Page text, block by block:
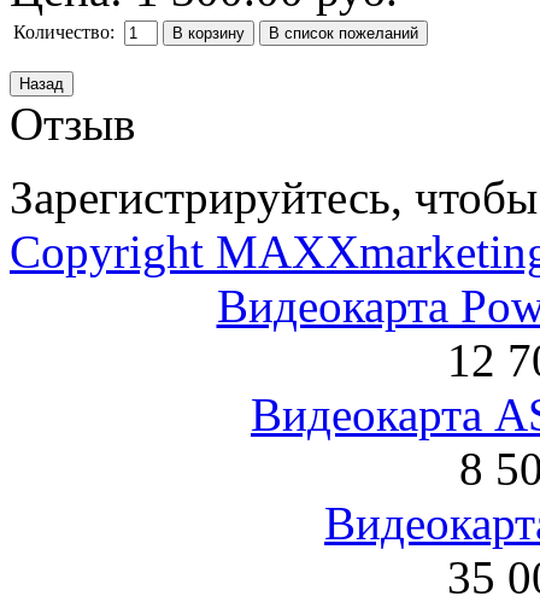
Количество:
Отзыв
Зарегистрируйтесь,
Copyright
Видеокарта
12
Видеокарта
8
35